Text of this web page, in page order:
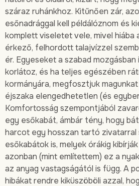
száraz ruhánkhoz. Kitűnően zár,
esőnadrággal kell példálóznom és
komplett viseletet vele, mivel hiába
érkező, felhordott talajvízzel
ér. Egyeseket a szabad
korlátoz, és ha teljes egészében
kormányára, megfosztjuk
éjszaka elengedhetetlen (és
Komfortosság szempontjából
egy esőkabát, ámbár tény, hogy
harcot egy hosszan tartó zivatarral
esőkabátok is, melyek órákig
azonban (mint említettem) ez a
az anyag vastagságától is függ. A
hibákat rendre kiküszöböli azzal,